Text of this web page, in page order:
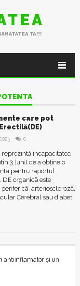
TA!!!
care pot
0
incapacitatea
3 luni) de a obține o
pentru raportul
DE organicã este
arterioscleroză,
Cerebral sau diabet
antiinflamator și un